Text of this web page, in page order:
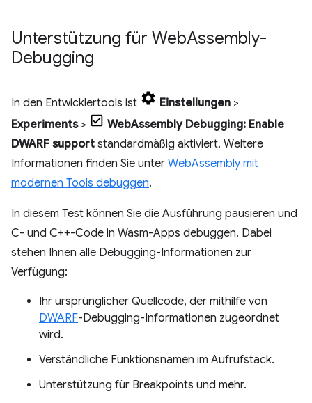
Unterstützung für WebAssembly-
Debugging
In den Entwicklertools ist Einstellungen >
Experiments>
WebAssembly Debugging: Enable
DWARF support standardmäßig aktiviert. Weitere
Informationen finden Sie unter WebAssembly mit
modernen Tools debuggen.
In diesem Test können Sie die Ausführung pausieren und
C- und C++-Code in Wasm-Apps debuggen. Dabei
stehen Ihnen alle Debugging-Informationen zur
Verfügung:
Ihr ursprünglicher Quellcode, der mithilfe von
DWARF-Debugging-Informationen zugeordnet
wird.
Verständliche Funktionsnamen im Aufrufstack.
Unterstützung für Breakpoints und mehr.